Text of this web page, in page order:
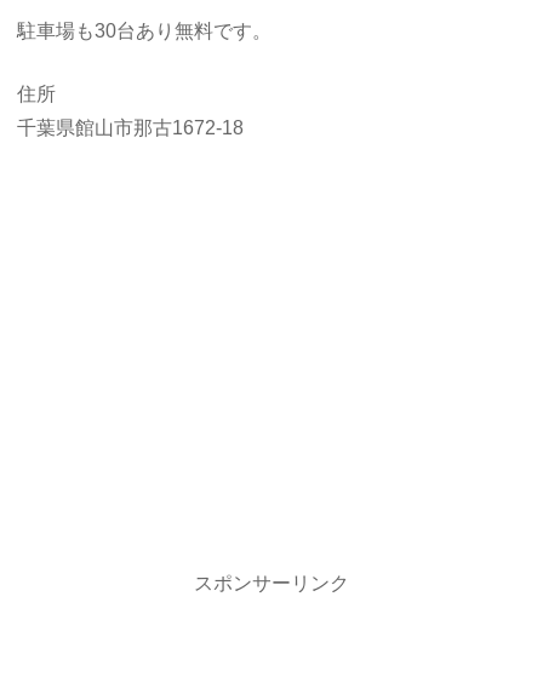
駐車場も30台あり無料です。
住所
千葉県館山市那古1672-18
スポンサーリンク